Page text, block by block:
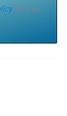
för mer